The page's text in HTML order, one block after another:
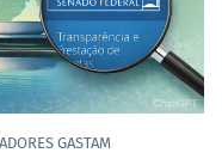
GASTAM